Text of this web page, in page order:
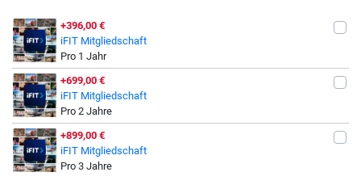
+396,00 €
iFIT Mitgliedschaft
Pro 1 Jahr
+699,00 €
iFIT Mitgliedschaft
Pro 2 Jahre
+899,00 €
iFIT Mitgliedschaft
Pro 3 Jahre